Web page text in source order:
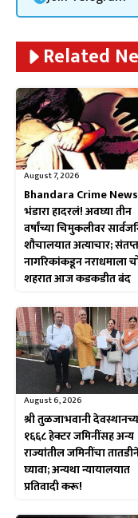
Related
August 7, 2026
Bhandara Crime
भंडारा हादरलं! अवघ्या तीन
वर्षांच्या चिमुकलीवर
शौचालयात अत्याचार; संतप्त
नागरिकांकडून नराधमाला
शहरात आज कडकडीत बंद
August 6, 2026
श्री तुळजाभवानी
१६६८ हेक्टर जमिनींसह अन्य
राज्यांतील जमिनींचा
घ्यावा; अन्यथा न्यायालयात
प्रतिवादी करू!